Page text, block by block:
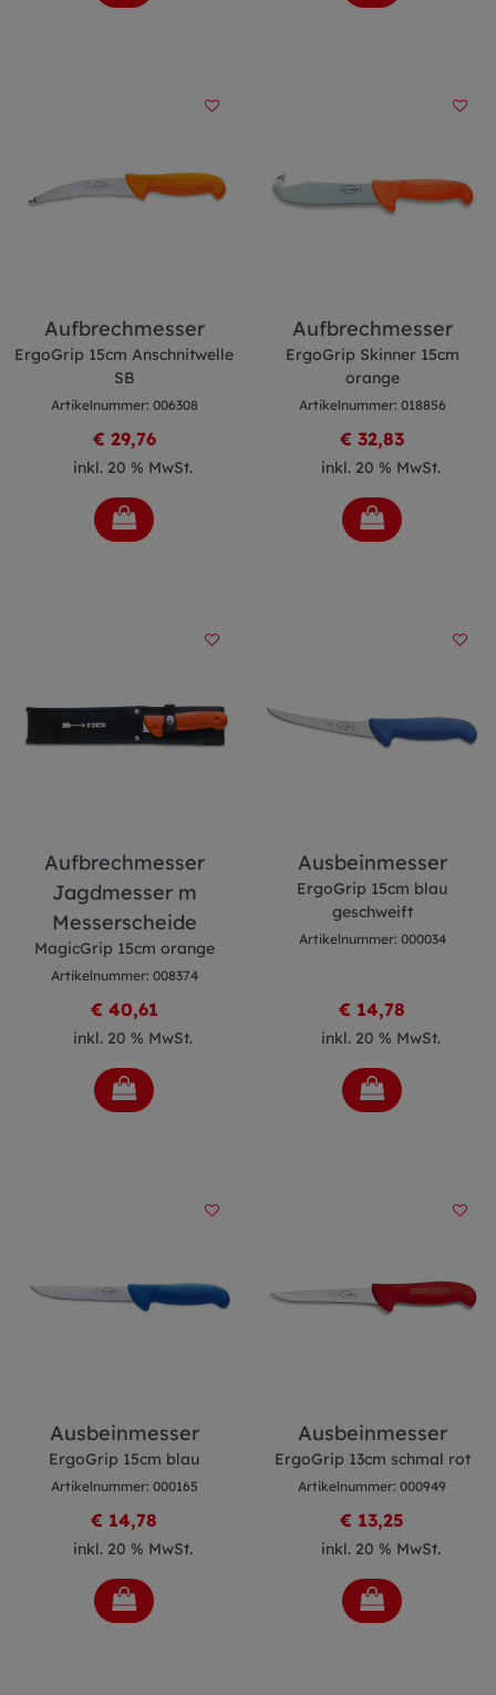
Aufbrechmesser
ErgoGrip 15cm Anschnitwelle
SB
Artikelnummer: 006308
€ 29,76
inkl. 20 % MwSt.
Aufbrechmesser
ErgoGrip Skinner 15cm
orange
Artikelnummer: 018856
€ 32,83
inkl. 20 % MwSt.
Aufbrechmesser
Jagdmesser m
Messerscheide
MagicGrip 15cm orange
Artikelnummer: 008374
€ 40,61
inkl. 20 % MwSt.
Ausbeinmesser
ErgoGrip 15cm blau
geschweift
Artikelnummer: 000034
€ 14,78
inkl. 20 % MwSt.
Ausbeinmesser
ErgoGrip 15cm blau
Artikelnummer: 000165
€ 14,78
inkl. 20 % MwSt.
Ausbeinmesser
ErgoGrip 13cm schmal rot
Artikelnummer: 000949
€ 13,25
inkl. 20 % MwSt.